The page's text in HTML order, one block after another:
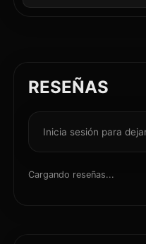
RESEÑAS
Inicia sesión para
Cargando reseñas...